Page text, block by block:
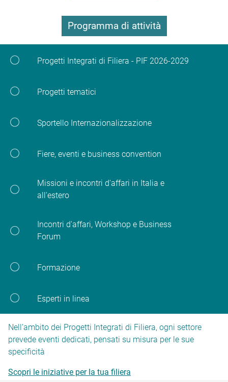
Programma di attività
Progetti Integrati di Filiera - PIF 2026-2029
Progetti tematici
Sportello Internazionalizzazione
Fiere, eventi e business convention
Missioni e incontri d'affari in Italia e
all'estero
Incontri d'affari, Workshop e Business
Forum
Formazione
Esperti in linea
Nell’ambito dei Progetti Integrati di Filiera, ogni settore
prevede eventi dedicati, pensati su misura per le sue
specificità
Scopri le iniziative per la tua filiera